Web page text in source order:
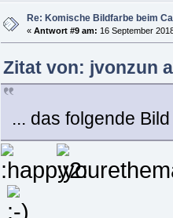
Re: Komische Bildfarbe beim
« Antwort #9 am: 16 September
Zitat von: jvonzun
... das folgende